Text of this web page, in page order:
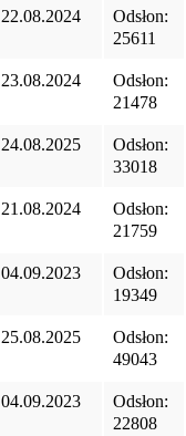
22.08.2024
Odsłon:
25611
23.08.2024
Odsłon:
21478
24.08.2025
Odsłon:
33018
21.08.2024
Odsłon:
21759
04.09.2023
Odsłon:
19349
25.08.2025
Odsłon:
49043
04.09.2023
Odsłon:
22808